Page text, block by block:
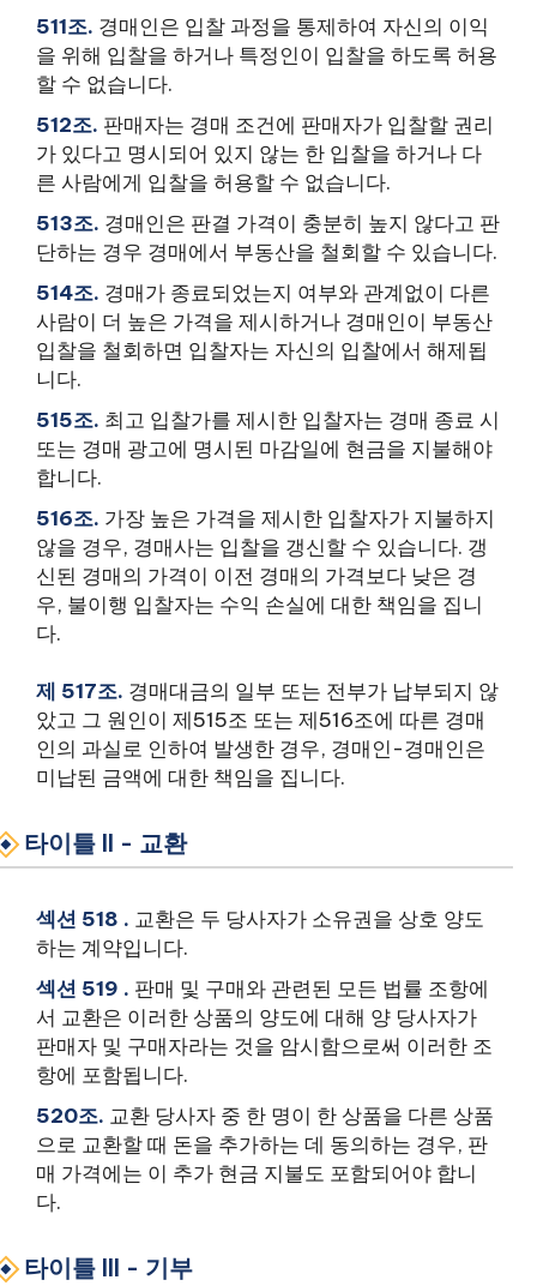
511조. 경매인은 입찰 과정을 통제하여 자신의 이익
을 위해 입찰을 하거나 특정인이 입찰을 하도록 허용
할 수 없습니다.
512조. 판매자는 경매 조건에 판매자가 입찰할 권리
가 있다고 명시되어 있지 않는 한 입찰을 하거나 다
른 사람에게 입찰을 허용할 수 없습니다.
513조. 경매인은 판결 가격이 충분히 높지 않다고 판
단하는 경우 경매에서 부동산을 철회할 수 있습니다.
514조. 경매가 종료되었는지 여부와 관계없이 다른
사람이 더 높은 가격을 제시하거나 경매인이 부동산
입찰을 철회하면 입찰자는 자신의 입찰에서 해제됩
니다.
515조. 최고 입찰가를 제시한 입찰자는 경매 종료 시
또는 경매 광고에 명시된 마감일에 현금을 지불해야
합니다.
516조. 가장 높은 가격을 제시한 입찰자가 지불하지
않을 경우, 경매사는 입찰을 갱신할 수 있습니다. 갱
신된 경매의 가격이 이전 경매의 가격보다 낮은 경
우, 불이행 입찰자는 수익 손실에 대한 책임을 집니
다.
제 517조. 경매대금의 일부 또는 전부가 납부되지 않
았고 그 원인이 제515조 또는 제516조에 따른 경매
인의 과실로 인하여 발생한 경우, 경매인-경매인은
미납된 금액에 대한 책임을 집니다.
타이틀 II - 교환
섹션 518 . 교환은 두 당사자가 소유권을 상호 양도
하는 계약입니다.
섹션 519 . 판매 및 구매와 관련된 모든 법률 조항에
서 교환은 이러한 상품의 양도에 대해 양 당사자가
판매자 및 구매자라는 것을 암시함으로써 이러한 조
항에 포함됩니다.
520조. 교환 당사자 중 한 명이 한 상품을 다른 상품
으로 교환할 때 돈을 추가하는 데 동의하는 경우, 판
매 가격에는 이 추가 현금 지불도 포함되어야 합니
다.
타이틀 III - 기부